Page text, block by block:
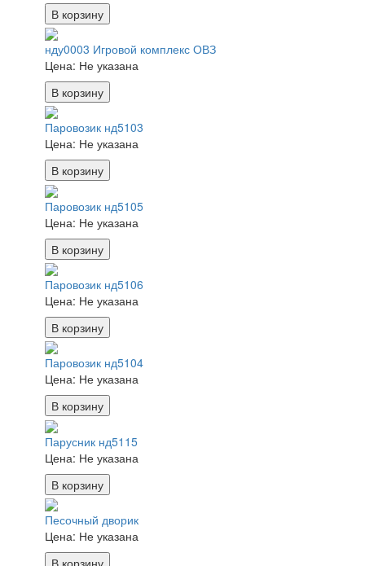
В корзину
нду0003 Игровой комплекс ОВЗ
Цена: Не указана
В корзину
Паровозик нд5103
Цена: Не указана
В корзину
Паровозик нд5105
Цена: Не указана
В корзину
Паровозик нд5106
Цена: Не указана
В корзину
Паровозик нд5104
Цена: Не указана
В корзину
Парусник нд5115
Цена: Не указана
В корзину
Песочный дворик
Цена: Не указана
В корзину